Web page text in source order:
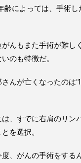
齢によっては、手術
んもまた手術が難し
のも特徴だ。
んが亡くなったのは
、すでに右肩のリン
を選択。
、がんの手術をする